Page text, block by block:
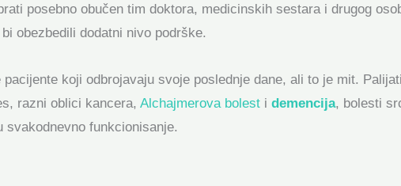
posebno obučen tim doktora, medicinskih sestara i drugog
obezbedili dodatni nivo podrške.
koji odbrojavaju svoje poslednje dane, ali to je mit.
razni oblici kancera, Alchajmerova bolest i demencija, bolesti
funkcionisanje.